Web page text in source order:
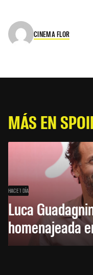
CINEMA FLOR
MÁS EN
HACE 1 DÍA
Luca
homenajeada